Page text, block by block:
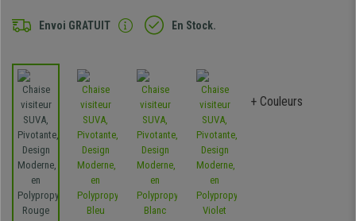
Envoi GRATUIT En Stock.
+ Couleurs